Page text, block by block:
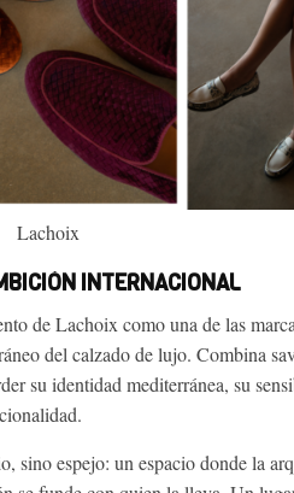
Lachoix
INTERNACIONAL
de Lachoix como una de las
del calzado de lujo. Combina
su identidad mediterránea, su
sino espejo: un espacio donde la